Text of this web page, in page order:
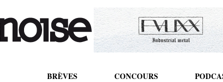
BRÈVES CONCOURS